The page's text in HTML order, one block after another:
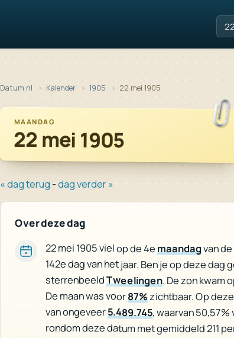
Datum.nl Kalender 1905 22 mei 1905
MAANDAG
22 mei 1905
« dag terug -dag verder »
Over deze dag
22 mei 1905 viel op de 4e maandagvan
142e dag van het jaar. Ben je op deze dag
sterrenbeeldTweelingen. De zon kwam
De maan was voor87%zichtbaar. Op
van ongeveer5.489.745, waarvan
rondom deze datum met gemiddeld 211